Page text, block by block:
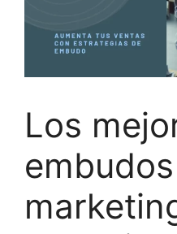
Los